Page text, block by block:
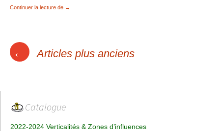
Continuer la lecture de →
Navigation
des
← Articles plus anciens
Catalogue
2022-2024 Verticalités & Zones d’influences